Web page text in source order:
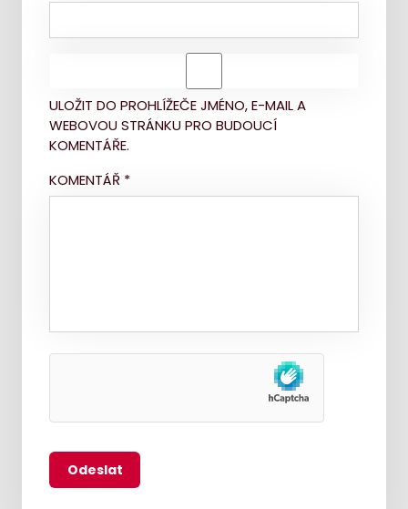
ULOŽIT DO PROHLÍŽEČE JMÉNO, E-MAIL A
WEBOVOU STRÁNKU PRO BUDOUCÍ
KOMENTÁŘE.
KOMENTÁŘ *